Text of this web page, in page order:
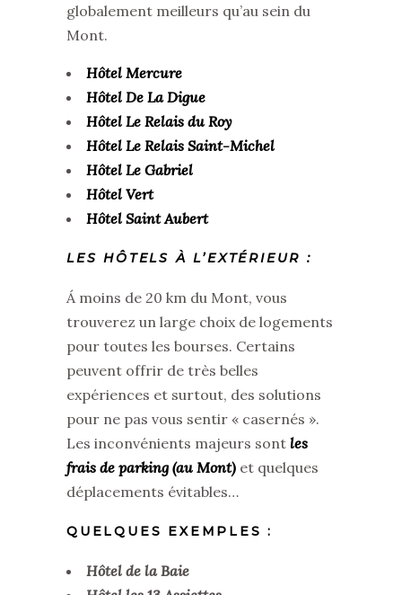
globalement meilleurs qu’au sein du
Mont.
Hôtel Mercure
Hôtel De La Digue
Hôtel Le Relais du Roy
Hôtel Le Relais Saint-Michel
Hôtel Le Gabriel
Hôtel Vert
Hôtel Saint Aubert
LES HÔTELS À L’EXTÉRIEUR :
Á moins de 20 km du Mont, vous
trouverez un large choix de logements
pour toutes les bourses. Certains
peuvent offrir de très belles
expériences et surtout, des solutions
pour ne pas vous sentir « casernés ».
Les inconvénients majeurs sont les
frais de parking (au Mont) et quelques
déplacements évitables…
QUELQUES EXEMPLES :
Hôtel de la Baie